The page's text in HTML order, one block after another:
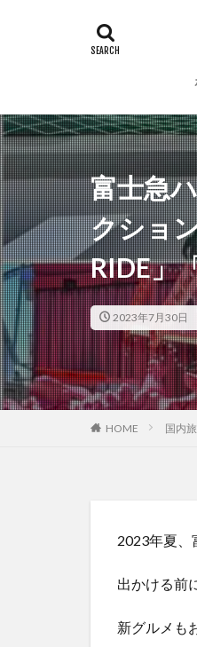
富士急
クショ
RIDE」
2023年7月30日
HOME 国内
2023年夏、
出かける前
新グルメも